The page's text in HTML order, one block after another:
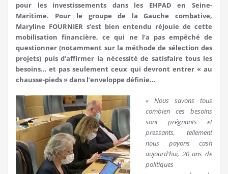
pour les investissements dans les EHPAD en Seine-
Maritime. Pour le groupe de la Gauche combative,
Maryline FOURNIER s’est bien entendu réjouie de cette
mobilisation financière, ce qui ne l’a pas empêché de
questionner (notamment sur la méthode de sélection des
projets) puis d’affirmer la nécessité de satisfaire tous les
besoins… et pas seulement ceux qui devront entrer « au
chausse-pieds » dans l’enveloppe définie…
« Nous savons tous
combien ces besoins
sont prégnants et
pressants, tellement
nous payons cash
aujourd’hui, 20 ans de
politiques